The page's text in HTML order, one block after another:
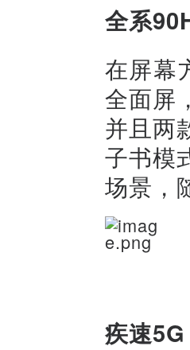
全系90
在屏幕
全面屏
并且两
子书模
场景，
疾速5G